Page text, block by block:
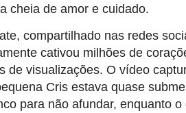
cheia de amor e cuidado.
compartilhado nas redes
cativou milhões de
de visualizações. O vídeo
Cris estava quase
para não afundar, enquanto